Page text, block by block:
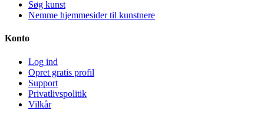
Søg kunst
Nemme hjemmesider til kunstnere
Konto
Log ind
Opret gratis profil
Support
Privatlivspolitik
Vilkår